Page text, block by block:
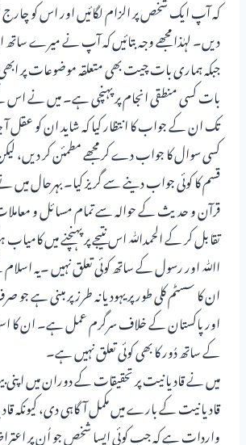
کہ آپ ایک شخص پر الزام لگائیں اور اس کو چارج
دیں۔ لہٰذا مجھے وجہ بتائیں کہ آپ نے میرے ساتھ
جبکہ ہماری بات چیت بھی متعلقہ موضوعات پر ابھی
بات کسی منطقی انجام پر پہنچی ہے۔ میں نے اس
تک ان کے جواب کا انتظار کیا کہ شاید ان کو
کسی سوال کا جواب دے کر مجھے مطمئن کر دیں،
قسم کا کوئی جواب دینے سے گریز کیا۔ بہرحال میں
قرآن و حدیث کے حوالہ سے تمام مسائل و
تقابل کر کے الحمدﷲ اس نتیجے پر پہنچنے میں کامیاب
اﷲ اور رسول کے ساتھ کوئی تعلق نہیں ۔یہ
ان کا سسٹم کلی طور پر یہودیانہ طرز پر مبنی ہے
اور پاکستان کے خلاف سرگرم عمل ہے۔ ان کا
کے ساتھ دُور کا بھی کوئی تعلق نہیں ہے۔
میں نے قادیانیت پر تحقیقات کے دوران میں اپنی
قادیانیت کے بارے میں مکمل آگاہی دی، کیونکہ
واردات ہے کہ جب کوئی ایسا شخص جو اُن پر